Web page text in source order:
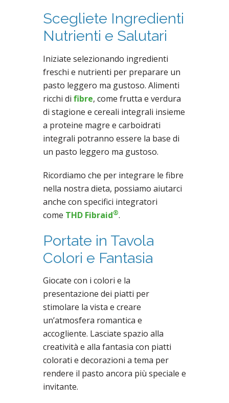
Scegliete Ingredienti
Nutrienti e Salutari
Iniziate selezionando ingredienti
freschi e nutrienti per preparare un
pasto leggero ma gustoso. Alimenti
ricchi di fibre, come frutta e verdura
di stagione e cereali integrali insieme
a proteine magre e carboidrati
integrali potranno essere la base di
un pasto leggero ma gustoso.
Ricordiamo che per integrare le fibre
nella nostra dieta, possiamo aiutarci
anche con specifici integratori
come THD Fibraid®.
Portate in Tavola
Colori e Fantasia
Giocate con i colori e la
presentazione dei piatti per
stimolare la vista e creare
un’atmosfera romantica e
accogliente. Lasciate spazio alla
creatività e alla fantasia con piatti
colorati e decorazioni a tema per
rendere il pasto ancora più speciale e
invitante.